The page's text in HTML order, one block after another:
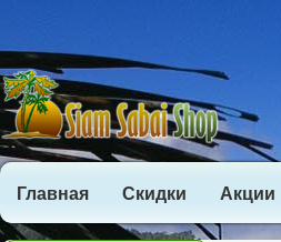
Главная Скидки Акции